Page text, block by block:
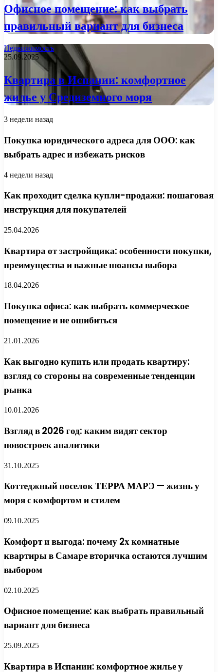
Офисное помещение: как выбрать
правильный вариант для бизнеса
Недвижимость
25.09.2025
Квартира в Испании: комфортное
жилье у Средиземного моря
3 недели назад
Покупка юридического адреса для ООО: как
выбрать адрес и избежать рисков
4 недели назад
Как проходит сделка купли-продажи: пошаговая
инструкция для покупателей
25.04.2026
Квартира от застройщика: особенности покупки,
преимущества и важные нюансы выбора
18.04.2026
Покупка офиса: как выбрать коммерческое
помещение и не ошибиться
21.01.2026
Как выгодно купить или продать квартиру:
взгляд со стороны на современные тенденции
рынка
10.01.2026
Взгляд в 2026 год: каким видят сектор
новостроек аналитики
31.10.2025
Коттеджный поселок ТЕРРА МАРЭ — жизнь у
моря с комфортом и стилем
09.10.2025
Комфорт и выгода: почему 2х комнатные
квартиры в Самаре вторичка остаются лучшим
выбором
02.10.2025
Офисное помещение: как выбрать правильный
вариант для бизнеса
25.09.2025
Квартира в Испании: комфортное жилье у